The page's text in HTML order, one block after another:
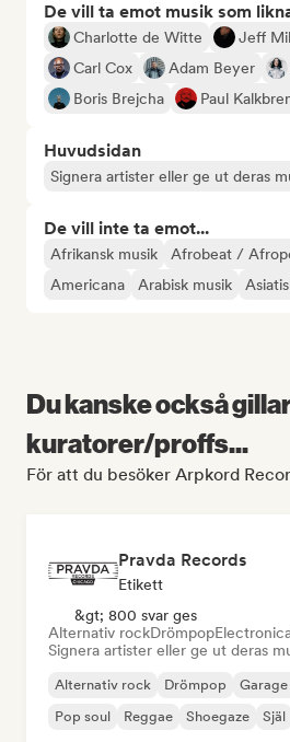
De vill ta emot musik som
Charlotte de Witte Jeff
Carl Cox
Adam Beyer
Boris Brejcha
Paul
Huvudsidan
Signera artister eller ge ut deras
De vill inte ta emot...
Afrikansk musik Afrobeat /
Americana
Arabisk musik
Du kanske också
kuratorer/proffs...
För att du besöker Arpkord
Pravda Records
Etikett
&gt; 800 svar ges
Alternativ rockDrömpop
Signera artister eller ge ut deras
Alternativ rock Drömpop
Pop soul
Reggae Shoegaze Själ